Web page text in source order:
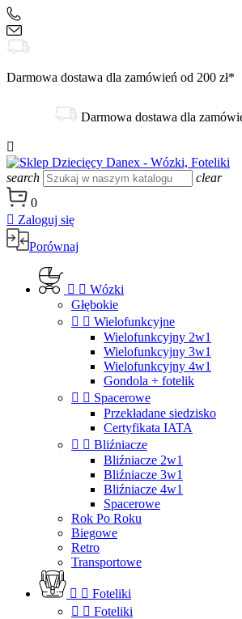
Darmowa dostawa dla zamówień od 200 zł*
Darmowa dostawa dla

search
clear
0
 Zaloguj się
Porównaj
  Wózki
Głębokie
  Wielofunkcyjne
Wielofunkcyjny 2w1
Wielofunkcyjny 3w1
Wielofunkcyjny 4w1
Gondola + fotelik
  Spacerowe
Przekładane siedzisko
Certyfikata IATA
  Bliźniacze
Bliźniacze 2w1
Bliźniacze 3w1
Bliźniacze 4w1
Spacerowe
Rok Po Roku
Biegowe
Retro
Transportowe
  Foteliki
  Foteliki